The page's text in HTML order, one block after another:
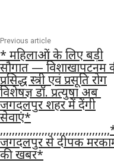
Previous article
* महिलाओं के लिए बड़ी
सौगात — विशाखापटनम
प्रसिद्ध स्त्री एवं प्रसूति रोग
विशेषज्ञ डॉ. प्रत्युषा अब
जगदलपुर शहर में देंगी
सेवाएं*
जगदलपुर से दीपक
की खबर*